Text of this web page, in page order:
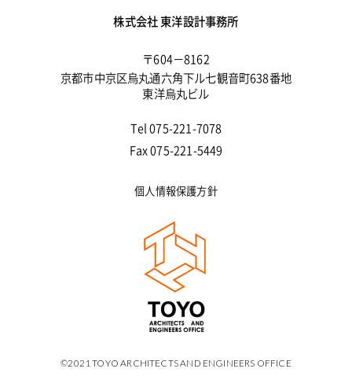
株式会社 東洋設計事務所
〒604－8162
京都市中京区烏丸通六角下ル七観音町638番地
東洋烏丸ビル
Tel 075-221-7078
Fax 075-221-5449
個人情報保護方針
©2021 TOYO ARCHITECTS AND ENGINEERS OFFICE